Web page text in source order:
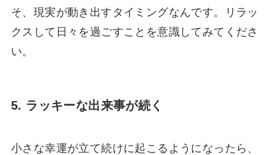
そ、現実が動き出すタイミングなんです。リラッ
クスして日々を過ごすことを意識してみてくださ
い。
5. ラッキーな出来事が続く
小さな幸運が立て続けに起こるようになったら、